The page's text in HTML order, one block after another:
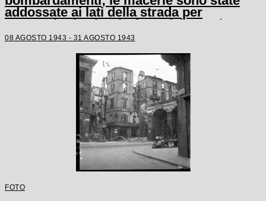
addossate ai lati della strada per
consentire la circolazione dei mezzi
08 AGOSTO 1943 - 31 AGOSTO 1943
FOTO